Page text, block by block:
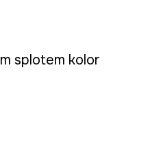
splotem kolor